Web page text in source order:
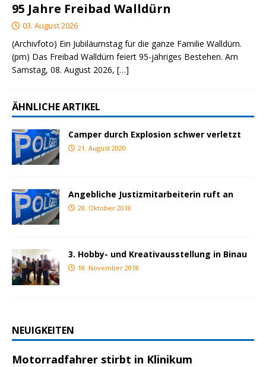
95 Jahre Freibad Walldürn
03. August 2026
(Archivfoto) Ein Jubiläumstag für die ganze Familie Walldürn.
(pm) Das Freibad Walldürn feiert 95-jähriges Bestehen. Am
Samstag, 08. August 2026, […]
ÄHNLICHE ARTIKEL
Camper durch Explosion schwer verletzt
21. August 2020
Angebliche Justizmitarbeiterin ruft an
28. Oktober 2018
3. Hobby- und Kreativausstellung in Binau
18. November 2018
NEUIGKEITEN
Motorradfahrer stirbt in Klinikum